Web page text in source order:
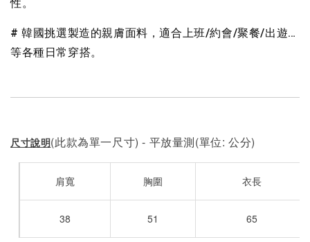
性。
# 韓國挑選製造的親膚面料，適合上班/約會/聚餐/出遊…
等各種日常穿搭。
尺寸說明(此款為單一尺寸) - 平放量測(單位: 公分)
肩寬 胸圍 衣長
38 51 65